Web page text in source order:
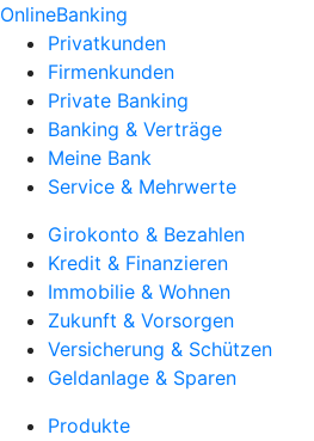
OnlineBanking
Privatkunden
Firmenkunden
Private Banking
Banking & Verträge
Meine Bank
Service & Mehrwerte
Girokonto & Bezahlen
Kredit & Finanzieren
Immobilie & Wohnen
Zukunft & Vorsorgen
Versicherung & Schützen
Geldanlage & Sparen
Produkte